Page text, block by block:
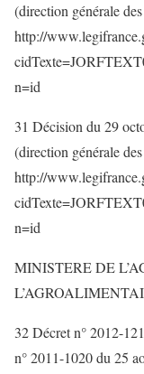
(direction générale
http://
n=id
31 Décision du 29
(direction générale
http://
n=id
MINISTERE DE
32 Décret n° 2012-
n° 2011-1020 du 25